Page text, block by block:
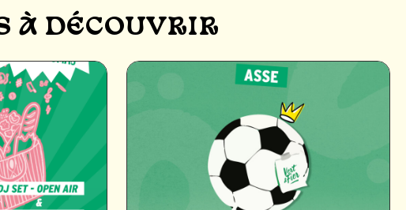
À DÉCOUVRIR